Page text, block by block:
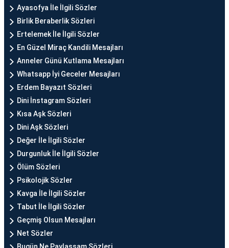
Ayasofya İle İlgili Sözler
Birlik Beraberlik Sözleri
Ertelemek İle İlgili Sözler
En Güzel Miraç Kandili Mesajları
Anneler Günü Kutlama Mesajları
Whatsapp İyi Geceler Mesajları
Erdem Bayazıt Sözleri
Dini İnstagram Sözleri
Kısa Aşk Sözleri
Dini Aşk Sözleri
Değer İle İlgili Sözler
Durgunluk İle İlgili Sözler
Ölüm Sözleri
Psikolojik Sözler
Kavga İle İlgili Sözler
Tabut İle İlgili Sözler
Geçmiş Olsun Mesajları
Net Sözler